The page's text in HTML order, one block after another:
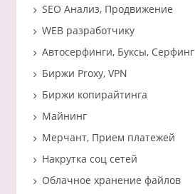
SEO Анализ, Продвижение
WEB разработчику
Автосерфинги, Буксы, Серфинг
Биржи Proxy, VPN
Биржи копирайтинга
Майнинг
Мерчант, Прием платежей
Накрутка соц сетей
Облачное хранение файлов